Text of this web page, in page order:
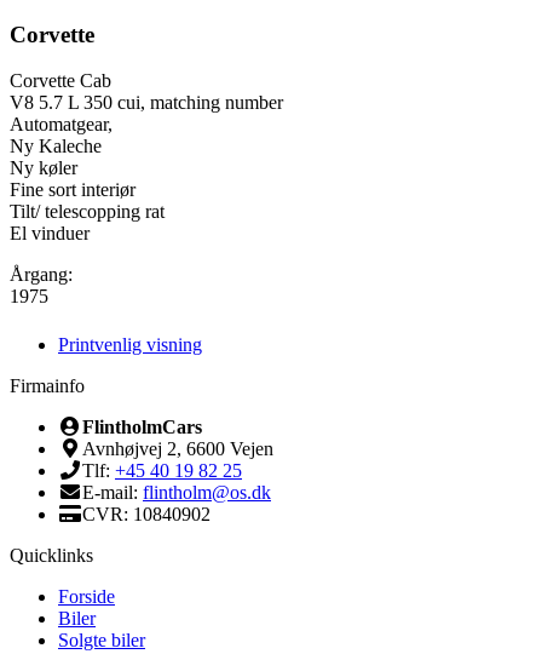
Corvette
Corvette Cab
V8 5.7 L 350 cui, matching number
Automatgear,
Ny Kaleche
Ny køler
Fine sort interiør
Tilt/ telescopping rat
El vinduer
Årgang:
1975
Printvenlig visning
Firmainfo
FlintholmCars
Avnhøjvej 2, 6600 Vejen
Tlf: +45 40 19 82 25
E-mail: flintholm@os.dk
CVR: 10840902
Quicklinks
Forside
Biler
Solgte biler